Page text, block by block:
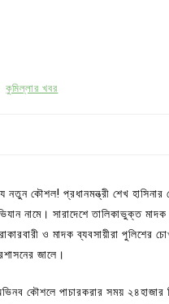
কুমিল্লার খবর
নতুন কৌশল! প্রধানমন্ত্রী শেখ
নামে। সারাদেশে তালিকাভুক্ত
ও মাদক ব্যবসায়ীরা পুলিশের
জালে।
কৌশলে পাচারকরার সময়